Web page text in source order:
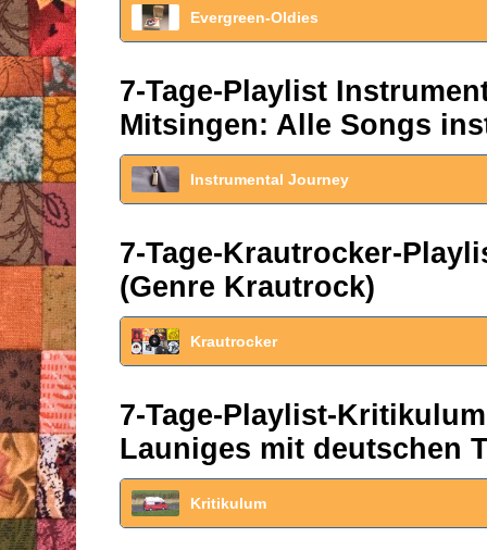
Evergreen-Oldies
7-Tage-Playlist
Mitsingen: Alle Songs
Instrumental Journey
7-Tage-Krautrocker-
(Genre Krautrock)
Krautrocker
7-Tage-Playlist-
Launiges mit deutschen
Kritikulum